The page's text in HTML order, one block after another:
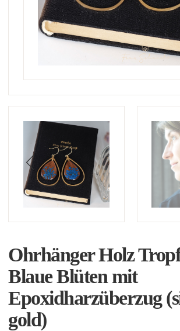
Ohrhänger Holz
Blaue Blüten mit
Epoxidharzüberzug
gold)